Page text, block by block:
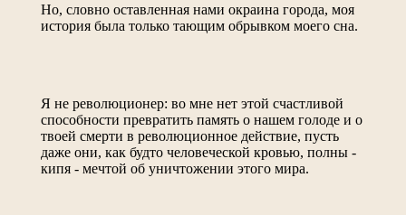
Но, словно оставленная нами окраина города, моя
история была только тающим обрывком моего сна.
Я не революционер: во мне нет этой счастливой
способности превратить память о нашем голоде и о
твоей смерти в революционное действие, пусть
даже они, как будто человеческой кровью, полны -
кипя - мечтой об уничтожении этого мира.